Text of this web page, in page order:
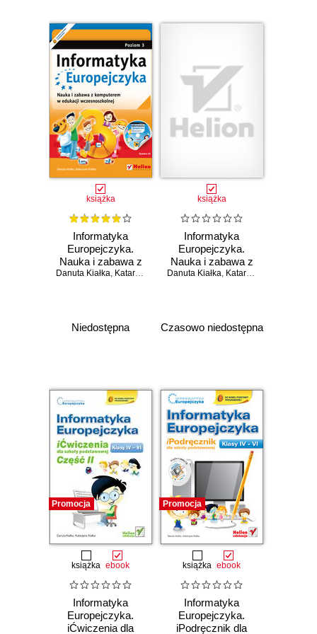
książka
Informatyka
Europejczyka.
Nauka i zabawa z
komputerem w
(Wydanie II)
Danuta Kiałka, Katarzyna Kiałka
Niedostępna
książka
Informatyka
Europejczyka.
Nauka i zabawa z
komputerem w
(Wydanie II)
Danuta Kiałka, Katarzyna Kiałka
Czasowo niedostępna
Promocja
książka ebook
Informatyka
Europejczyka.
iĆwiczenia dla
Promocja
książka ebook
Informatyka
Europejczyka.
iPodręcznik dla